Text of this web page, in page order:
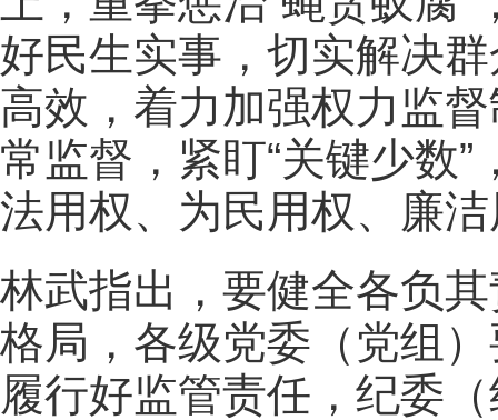
好民生实事，切实解决
高效，着力加强权力监
常监督，紧盯“关键少数
法用权、为民用权、廉
林武指出，要健全各负
格局，各级党委（党组
履行好监管责任，纪委